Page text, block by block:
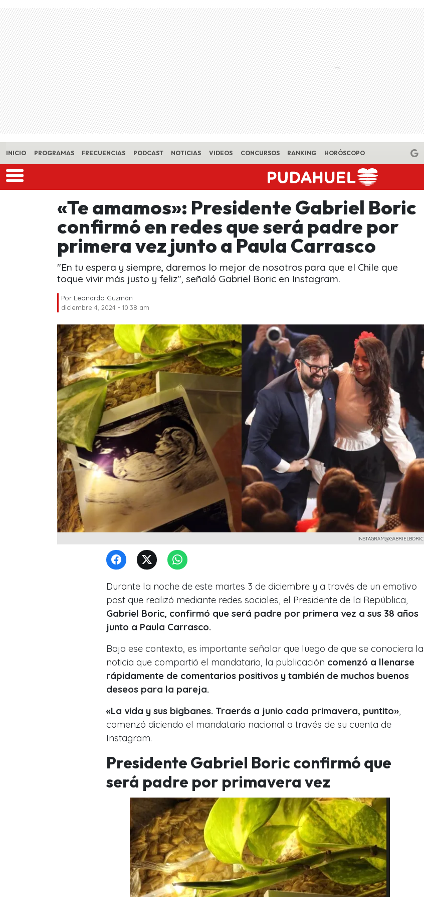
Skip to main content
INICIO PROGRAMAS FRECUENCIAS PODCAST NOTICIAS VIDEOS CONCURSOS RANKING HORÓSCOPO
«Te amamos»: Presidente Gabriel Boric
confirmó en redes que será padre por
primera vez junto a Paula Carrasco
"En tu espera y siempre, daremos lo mejor de nosotros para que el Chile que
toque vivir más justo y feliz", señaló Gabriel Boric en Instagram.
Por Leonardo Guzmán
diciembre 4, 2024 - 10:38 am
INSTAGRAM@GABRIELBORIC
Durante la noche de este martes 3 de diciembre y a través de un emotivo
post que realizó mediante redes sociales, el Presidente de la República,
Gabriel Boric, confirmó que será padre por primera vez a sus 38 años
junto a Paula Carrasco.
Bajo ese contexto, es importante señalar que luego de que se conociera la
noticia que compartió el mandatario, la publicación comenzó a llenarse
rápidamente de comentarios positivos y también de muchos buenos
deseos para la pareja.
«La vida y sus bigbanes. Traerás a junio cada primavera, puntito»
comenzó diciendo el mandatario nacional a través de su cuenta de
Instagram.
Presidente Gabriel Boric confirmó que
será padre por primavera vez